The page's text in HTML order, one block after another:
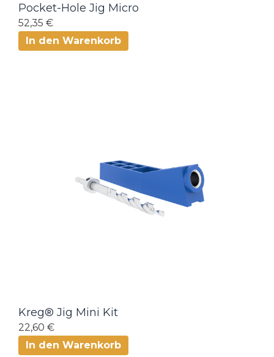
Pocket-Hole Jig Micro
52,35 €
In den Warenkorb
Kreg® Jig Mini Kit
22,60 €
In den Warenkorb